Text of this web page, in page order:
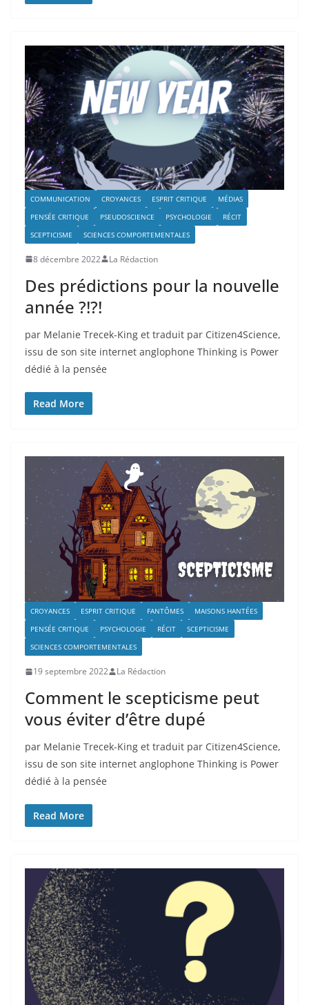
COMMUNICATION CROYANCES ESPRIT CRITIQUE
MÉDIAS
PENSÉE CRITIQUE
PSEUDOSCIENCE PSYCHOLOGIE
RÉCIT
SCEPTICISME
SCIENCES COMPORTEMENTALES
8 décembre 2022 La Rédaction
Des prédictions pour la nouvelle
année ?!?!
par Melanie Trecek-King et traduit par Citizen4Science,
issu de son site internet anglophone Thinking is Power
dédié à la pensée
Read More
CROYANCES ESPRIT CRITIQUE FANTÔMES
MAISONS HANTÉES
PENSÉE CRITIQUE
PSYCHOLOGIE RÉCIT
SCEPTICISME
SCIENCES COMPORTEMENTALES
19 septembre 2022 La Rédaction
Comment le scepticisme peut
vous éviter d’être dupé
par Melanie Trecek-King et traduit par Citizen4Science,
issu de son site internet anglophone Thinking is Power
dédié à la pensée
Read More